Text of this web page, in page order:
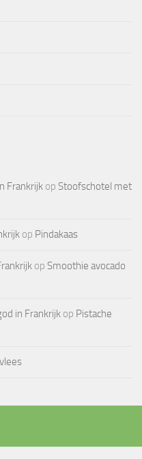
Frankrijk op Stoofschotel met
op Pindakaas
op Smoothie avocado
in Frankrijk op Pistache